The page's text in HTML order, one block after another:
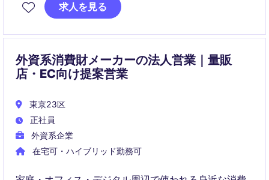
国内外のクライアント対応を通じて、営業力とマネジ
求人を見る
外資系消費財メーカーの法人営業｜量販
店・EC向け提案営業
東京23区
正社員
外資系企業
在宅可・ハイブリッド勤務可